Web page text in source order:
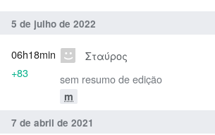
5 de julho de 2022
Σταύρος
sem resumo de edição
m
06h18min
+83
7 de abril de 2021